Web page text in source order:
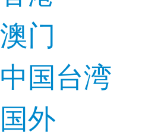
澳门
中国台湾
国外